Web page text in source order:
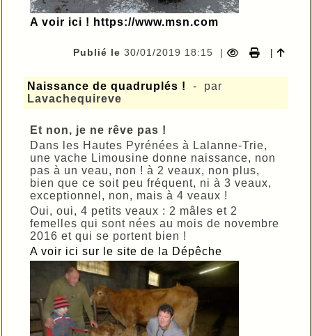
A voir ici ! https://www.msn.com
Publié le 30/01/2019 18:15 | |
Naissance de quadruplés !
- par
Lavachequireve
Et non, je ne rêve pas !
Dans les Hautes Pyrénées à Lalanne-Trie,
une vache Limousine donne naissance, non
pas à un veau, non ! à 2 veaux, non plus,
bien que ce soit peu fréquent, ni à 3 veaux,
exceptionnel, non, mais à 4 veaux !
Oui, oui, 4 petits veaux : 2 mâles et 2
femelles qui sont nées au mois de novembre
2016 et qui se portent bien !
A voir ici sur le site de la Dépêche